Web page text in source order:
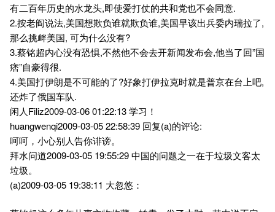
有二百年历史的水龙头,即使爱打仗的共和党也不会同意.
2.按老阎说法,美国想欺负谁就欺负谁,美国早该出兵委内瑞拉了,
那么挑衅美国, 可为什么没有?
3.蔡铭超内心没有恐惧,不然他不会去开新闻发布会,他当了回”国
痞”自豪得很.
4.美国打伊朗是不可能的了?好象打伊拉克时就是普京在台上吧,
还炸了俄国车队.
闲人Filiz2009-03-06 01:22:13 学习！
huangwenqi2009-03-05 22:58:39 回复(a)的评论:
呵呵，小心别人告你诽谤。
拜水问道2009-03-05 19:55:29 中国的问题之一在于垃圾文客太
垃圾。
(a)2009-03-05 19:38:11 大忽悠：